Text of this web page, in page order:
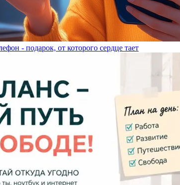
- подарок, от которого сердце тает